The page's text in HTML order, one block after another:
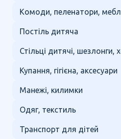
Комоди, пеленатори,
Постіль дитяча
Стільці дитячі, шезлонги,
Купання, гігієна, аксесуари
Манежі, килимки
Одяг, текстиль
Транспорт для дітей